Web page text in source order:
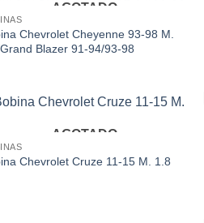
AGOTADO
Chevrolet Cheyenne 93-98 M.
Blazer 91-94/93-98
AGOTADO
Chevrolet Cruze 11-15 M. 1.8